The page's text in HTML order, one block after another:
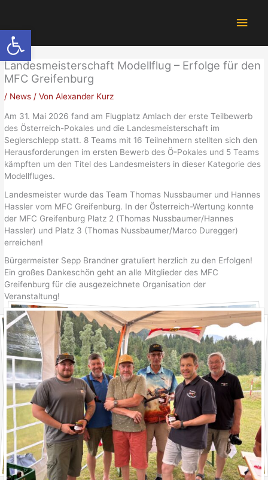
Werkzeugleiste öffnen
springen
Landesmeisterschaft Modellflug – Erfolge für den
MFC Greifenburg
/ News / VonAlexander Kurz
Am 31. Mai 2026 fand am Flugplatz Amlach der erste Teilbewerb
des Österreich-Pokales und die Landesmeisterschaft im
Seglerschlepp statt. 8 Teams mit 16 Teilnehmern stellten sich den
Herausforderungen im ersten Bewerb des Ö-Pokales und 5 Teams
kämpften um den Titel des Landesmeisters in dieser Kategorie des
Modellfluges.
Landesmeister wurde das Team Thomas Nussbaumer und Hannes
Hassler vom MFC Greifenburg. In der Österreich-Wertung konnte
der MFC Greifenburg Platz 2 (Thomas Nussbaumer/Hannes
Hassler) und Platz 3 (Thomas Nussbaumer/Marco Duregger)
erreichen!
Bürgermeister Sepp Brandner gratuliert herzlich zu den Erfolgen!
Ein großes Dankeschön geht an alle Mitglieder des MFC
Greifenburg für die ausgezeichnete Organisation der
Veranstaltung!